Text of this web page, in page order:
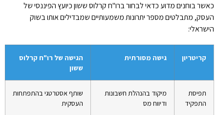
כאשר בוחנים מדוע כדאי לבחור ברו"ח קרלוס ששון כיועץ הפיננסי של
העסק, מתבלטים מספר יתרונות משמעותיים שמבדילים אותו בשוק
הישראלי:
קריטריון גישה מסורתית
הגישה של רו"ח קרלוס
ששון
תפיסת
התפקיד
מיקוד בהנהלת חשבונות
ודיווח מס
שותף אסטרטגי בהתפתחות
העסקית